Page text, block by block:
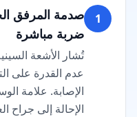
1
صدمة المرفق
ضربة مباشرة
تُشار الأشعة
عدم القدرة على
الإصابة. علامة
الإحالة إلى جراح